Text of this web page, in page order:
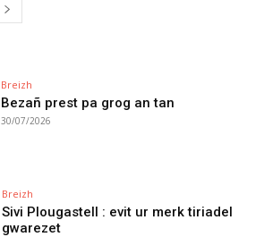
Breizh
Bezañ prest pa grog an tan
30/07/2026
Breizh
Sivi Plougastell : evit ur merk tiriadel
gwarezet